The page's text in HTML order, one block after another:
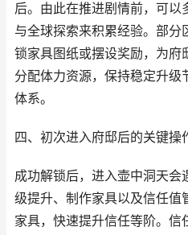
后。由此在推进剧情前，可
与全球探索来积累经验。部
锁家具图纸或摆设奖励，为府
分配体力资源，保持稳定升级
体系。
四、初次进入府邸后的关键操
成功解锁后，进入壶中洞天
级提升、制作家具以及信任值
家具，快速提升信任等阶。信